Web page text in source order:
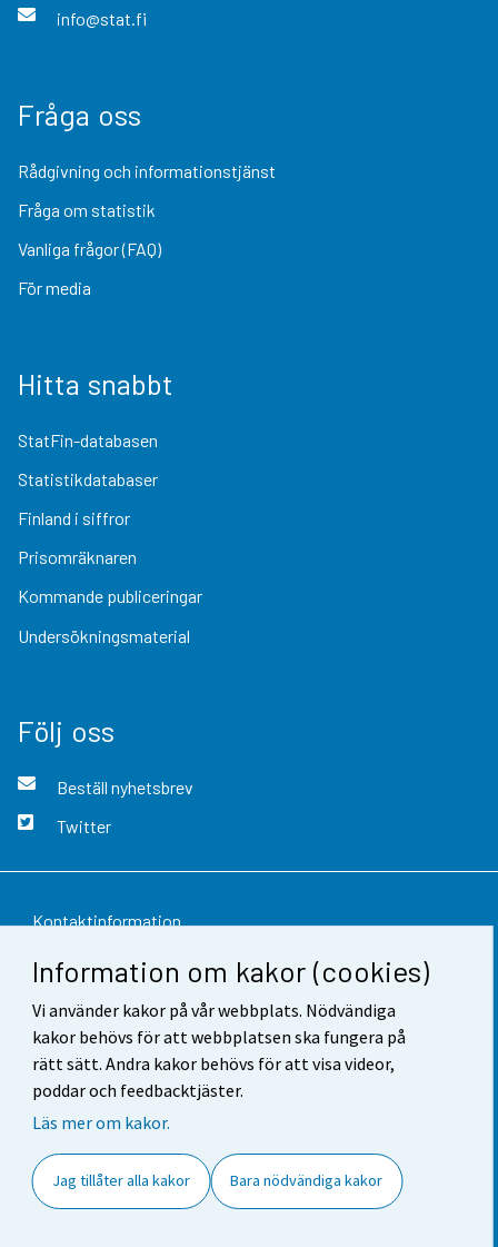
Information om kakor (cookies)
Vi använder kakor på vår webbplats. Nödvändiga
kakor behövs för att webbplatsen ska fungera på
rätt sätt. Andra kakor behövs för att visa videor,
poddar och feedbacktjäster.
Läs mer om kakor.
Jag tillåter alla kakor Bara nödvändiga kakor
info@stat.fi
Fråga oss
Rådgivning och informationstjänst
Fråga om statistik
Vanliga frågor (FAQ)
För media
Hitta snabbt
StatFin-databasen
Statistikdatabaser
Finland i siffror
Prisomräknaren
Kommande publiceringar
Undersökningsmaterial
Följ oss
Beställ nyhetsbrev
Twitter
Kontaktinformation
Respons
Användarvillkor
Dataskydd
Tillgänglighet
Cookie-inställningar